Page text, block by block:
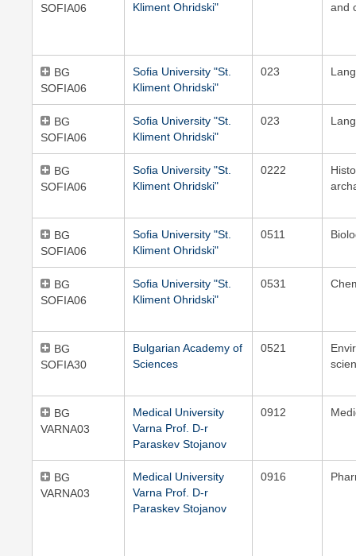
SOFIA06
Kliment Ohridski"
and
BG
SOFIA06
Sofia University "St.
Kliment Ohridski"
023
BG
SOFIA06
Sofia University "St.
Kliment Ohridski"
023
BG
SOFIA06
Sofia University "St.
Kliment Ohridski"
0222
BG
SOFIA06
Sofia University "St.
Kliment Ohridski"
0511
BG
SOFIA06
Sofia University "St.
Kliment Ohridski"
0531
BG
SOFIA30
Bulgarian Academy of
Sciences
0521
BG
VARNA03
Medical University
Varna Prof. D-r
Paraskev Stojanov
0912
BG
VARNA03
Medical University
Varna Prof. D-r
Paraskev Stojanov
0916